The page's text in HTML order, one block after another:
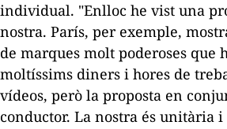
individual. "Enlloc he vist una
nostra. París, per exemple,
de marques molt poderoses que
moltíssims diners i hores de
vídeos, però la proposta en
conductor. La nostra és unitària